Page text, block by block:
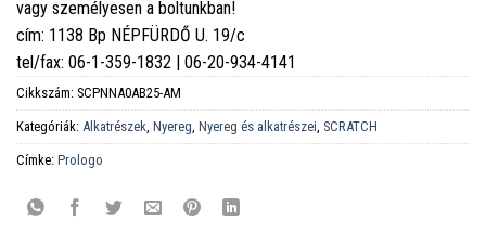
vagy személyesen a boltunkban!
cím: 1138 Bp NÉPFÜRDŐ U. 19/c
tel/fax: 06-1-359-1832 | 06-20-934-4141
Cikkszám: SCPNNA0AB25-AM
Kategóriák: Alkatrészek, Nyereg, Nyereg és alkatrészei, SCRATCH
Címke: Prologo